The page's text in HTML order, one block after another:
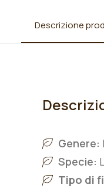
Descrizione
Genere:
Specie:
Tipo di